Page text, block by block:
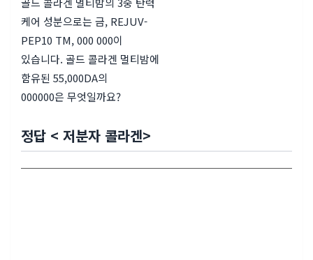
케어 성분으로는 금, REJUV-
PEP10 TM, 000 000이
있습니다. 골드 콜라겐 멀티밤에
함유된 55,000DA의
000000은 무엇일까요?
정답 < 저분자 콜라겐>